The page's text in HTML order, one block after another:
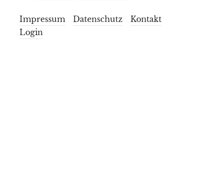
Impressum Datenschutz
Kontakt
Login